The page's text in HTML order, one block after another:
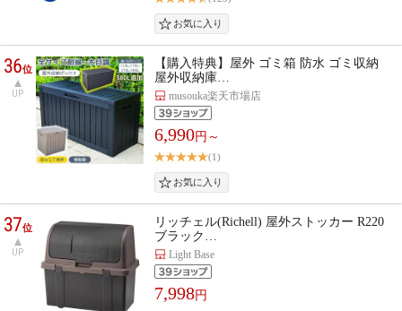
36位
UP
【購入特典】屋外 ゴミ箱 防水 ゴミ収納
屋外収納庫…
musouka楽天市場店
6,990円～
(1)
37位
UP
リッチェル(Richell) 屋外ストッカー R220
ブラック…
Light Base
7,998円